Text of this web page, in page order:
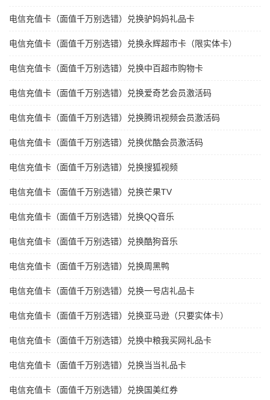
电信充值卡（面值千万别选错）兑换驴妈妈礼品卡
电信充值卡（面值千万别选错）兑换永辉超市卡（限实体卡）
电信充值卡（面值千万别选错）兑换中百超市购物卡
电信充值卡（面值千万别选错）兑换爱奇艺会员激活码
电信充值卡（面值千万别选错）兑换腾讯视频会员激活码
电信充值卡（面值千万别选错）兑换优酷会员激活码
电信充值卡（面值千万别选错）兑换搜狐视频
电信充值卡（面值千万别选错）兑换芒果TV
电信充值卡（面值千万别选错）兑换QQ音乐
电信充值卡（面值千万别选错）兑换酷狗音乐
电信充值卡（面值千万别选错）兑换周黑鸭
电信充值卡（面值千万别选错）兑换一号店礼品卡
电信充值卡（面值千万别选错）兑换亚马逊（只要实体卡）
电信充值卡（面值千万别选错）兑换中粮我买网礼品卡
电信充值卡（面值千万别选错）兑换当当礼品卡
电信充值卡（面值千万别选错）兑换国美红券